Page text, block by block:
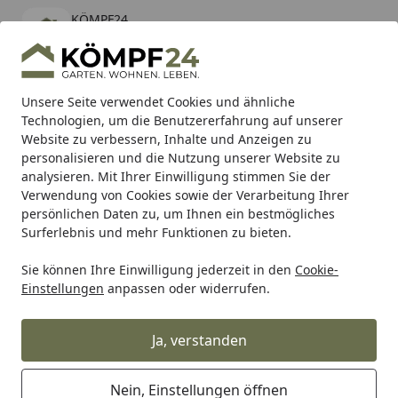
Unsere Seite verwendet Cookies und ähnliche
Technologien, um die Benutzererfahrung auf unserer
Website zu verbessern, Inhalte und Anzeigen zu
personalisieren und die Nutzung unserer Website zu
analysieren. Mit Ihrer Einwilligung stimmen Sie der
Verwendung von Cookies sowie der Verarbeitung Ihrer
persönlichen Daten zu, um Ihnen ein bestmögliches
Surferlebnis und mehr Funktionen zu bieten.
Sie können Ihre Einwilligung jederzeit in den Cookie-
Einstellungen anpassen oder widerrufen.
Ja, verstanden
Nein, Einstellungen öffnen
KÖMPF24
kostenlos - Im App Store
Hotline
Alle Produkte
Mein Konto
Suchen
Karibu Pools inkl. gratis Sandfilteranlage & Pool-
Starterset (Gesamtwert bis 468,99€)
Startseite
arvox Arvox Pro Reiniger
Arvox Pro Reiniger
Ihre Artikelübersicht